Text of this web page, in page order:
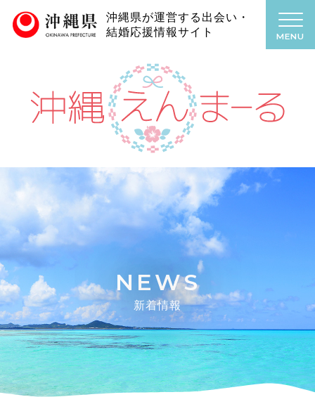
沖縄県が運営する出会い・
結婚応援情報サイト
MENU
NEWS
新着情報